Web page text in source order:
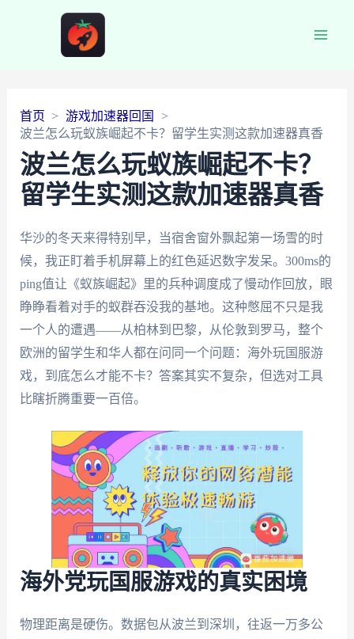
首页
游戏加速器回国
波兰怎么玩蚁族崛起不卡？留学生实测这款加速器真香
波兰怎么玩蚁族崛起不卡？
留学生实测这款加速器真香
华沙的冬天来得特别早，当宿舍窗外飘起第一场雪的时
候，我正盯着手机屏幕上的红色延迟数字发呆。300ms的
ping值让《蚁族崛起》里的兵种调度成了慢动作回放，眼
睁睁看着对手的蚁群吞没我的基地。这种憋屈不只是我
一个人的遭遇——从柏林到巴黎，从伦敦到罗马，整个
欧洲的留学生和华人都在问同一个问题：海外玩国服游
戏，到底怎么才能不卡？答案其实不复杂，但选对工具
比瞎折腾重要一百倍。
海外党玩国服游戏的真实困境
物理距离是硬伤。数据包从波兰到深圳，往返一万多公